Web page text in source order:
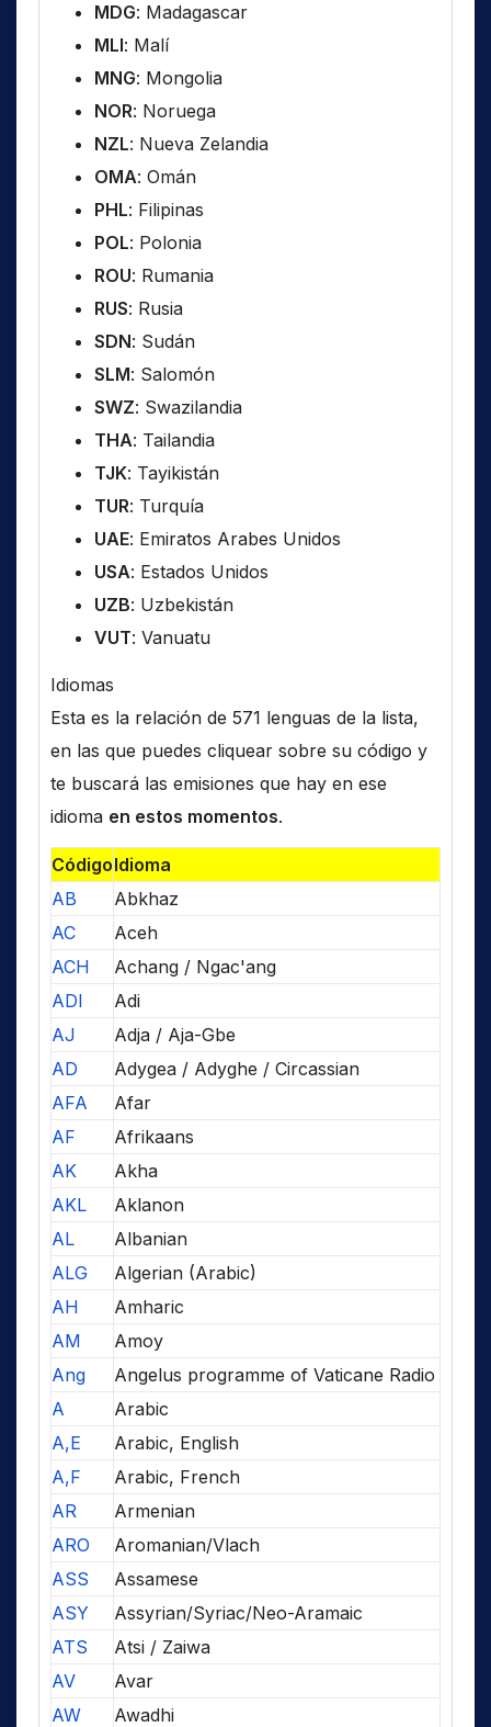
MDG: Madagascar
MLI: Malí
MNG: Mongolia
NOR: Noruega
NZL: Nueva Zelandia
OMA: Omán
PHL: Filipinas
POL: Polonia
ROU: Rumania
RUS: Rusia
SDN: Sudán
SLM: Salomón
SWZ: Swazilandia
THA: Tailandia
TJK: Tayikistán
TUR: Turquía
UAE: Emiratos Arabes Unidos
USA: Estados Unidos
UZB: Uzbekistán
VUT: Vanuatu
Idiomas
Esta es la relación de 571 lenguas de la lista,
en las que puedes cliquear sobre su código y
te buscará las emisiones que hay en ese
idioma en estos momentos.
CódigoIdioma
AB
Abkhaz
AC
Aceh
ACH
Achang / Ngac'ang
ADI
Adi
AJ
Adja / Aja-Gbe
AD
Adygea / Adyghe / Circassian
AFA
Afar
AF
Afrikaans
AK
Akha
AKL
Aklanon
AL
Albanian
ALG
Algerian (Arabic)
AH
Amharic
AM
Amoy
Ang
Angelus programme of Vaticane Radio
A
Arabic
A,E
Arabic, English
A,F
Arabic, French
AR
Armenian
ARO
Aromanian/Vlach
ASS
Assamese
ASY
Assyrian/Syriac/Neo-Aramaic
ATS
Atsi / Zaiwa
AV
Avar
AW
Awadhi